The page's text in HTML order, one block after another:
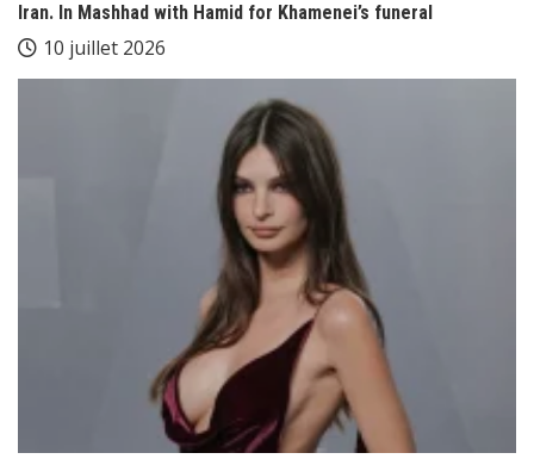
Iran. In Mashhad with Hamid for Khamenei’s funeral
10 juillet 2026